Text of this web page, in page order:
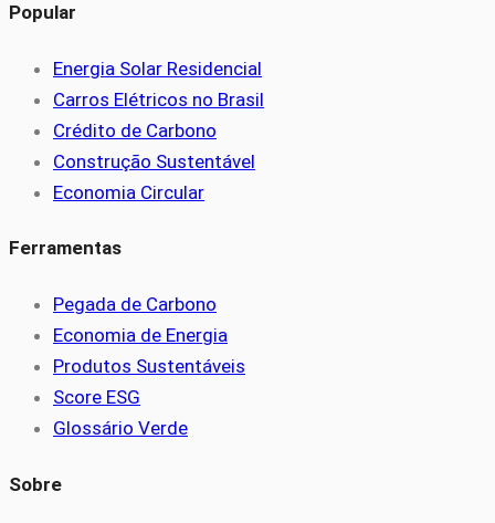
Popular
Energia Solar Residencial
Carros Elétricos no Brasil
Crédito de Carbono
Construção Sustentável
Economia Circular
Ferramentas
Pegada de Carbono
Economia de Energia
Produtos Sustentáveis
Score ESG
Glossário Verde
Sobre